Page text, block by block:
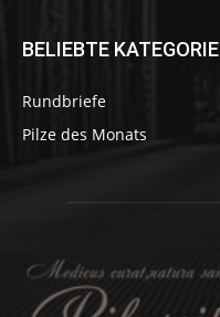
BELIEBTE KATEGORIE
Rundbriefe
Pilze des Monats